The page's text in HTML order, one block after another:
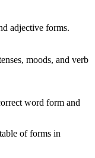
adjective forms.
moods, and verb
word form and
of forms in